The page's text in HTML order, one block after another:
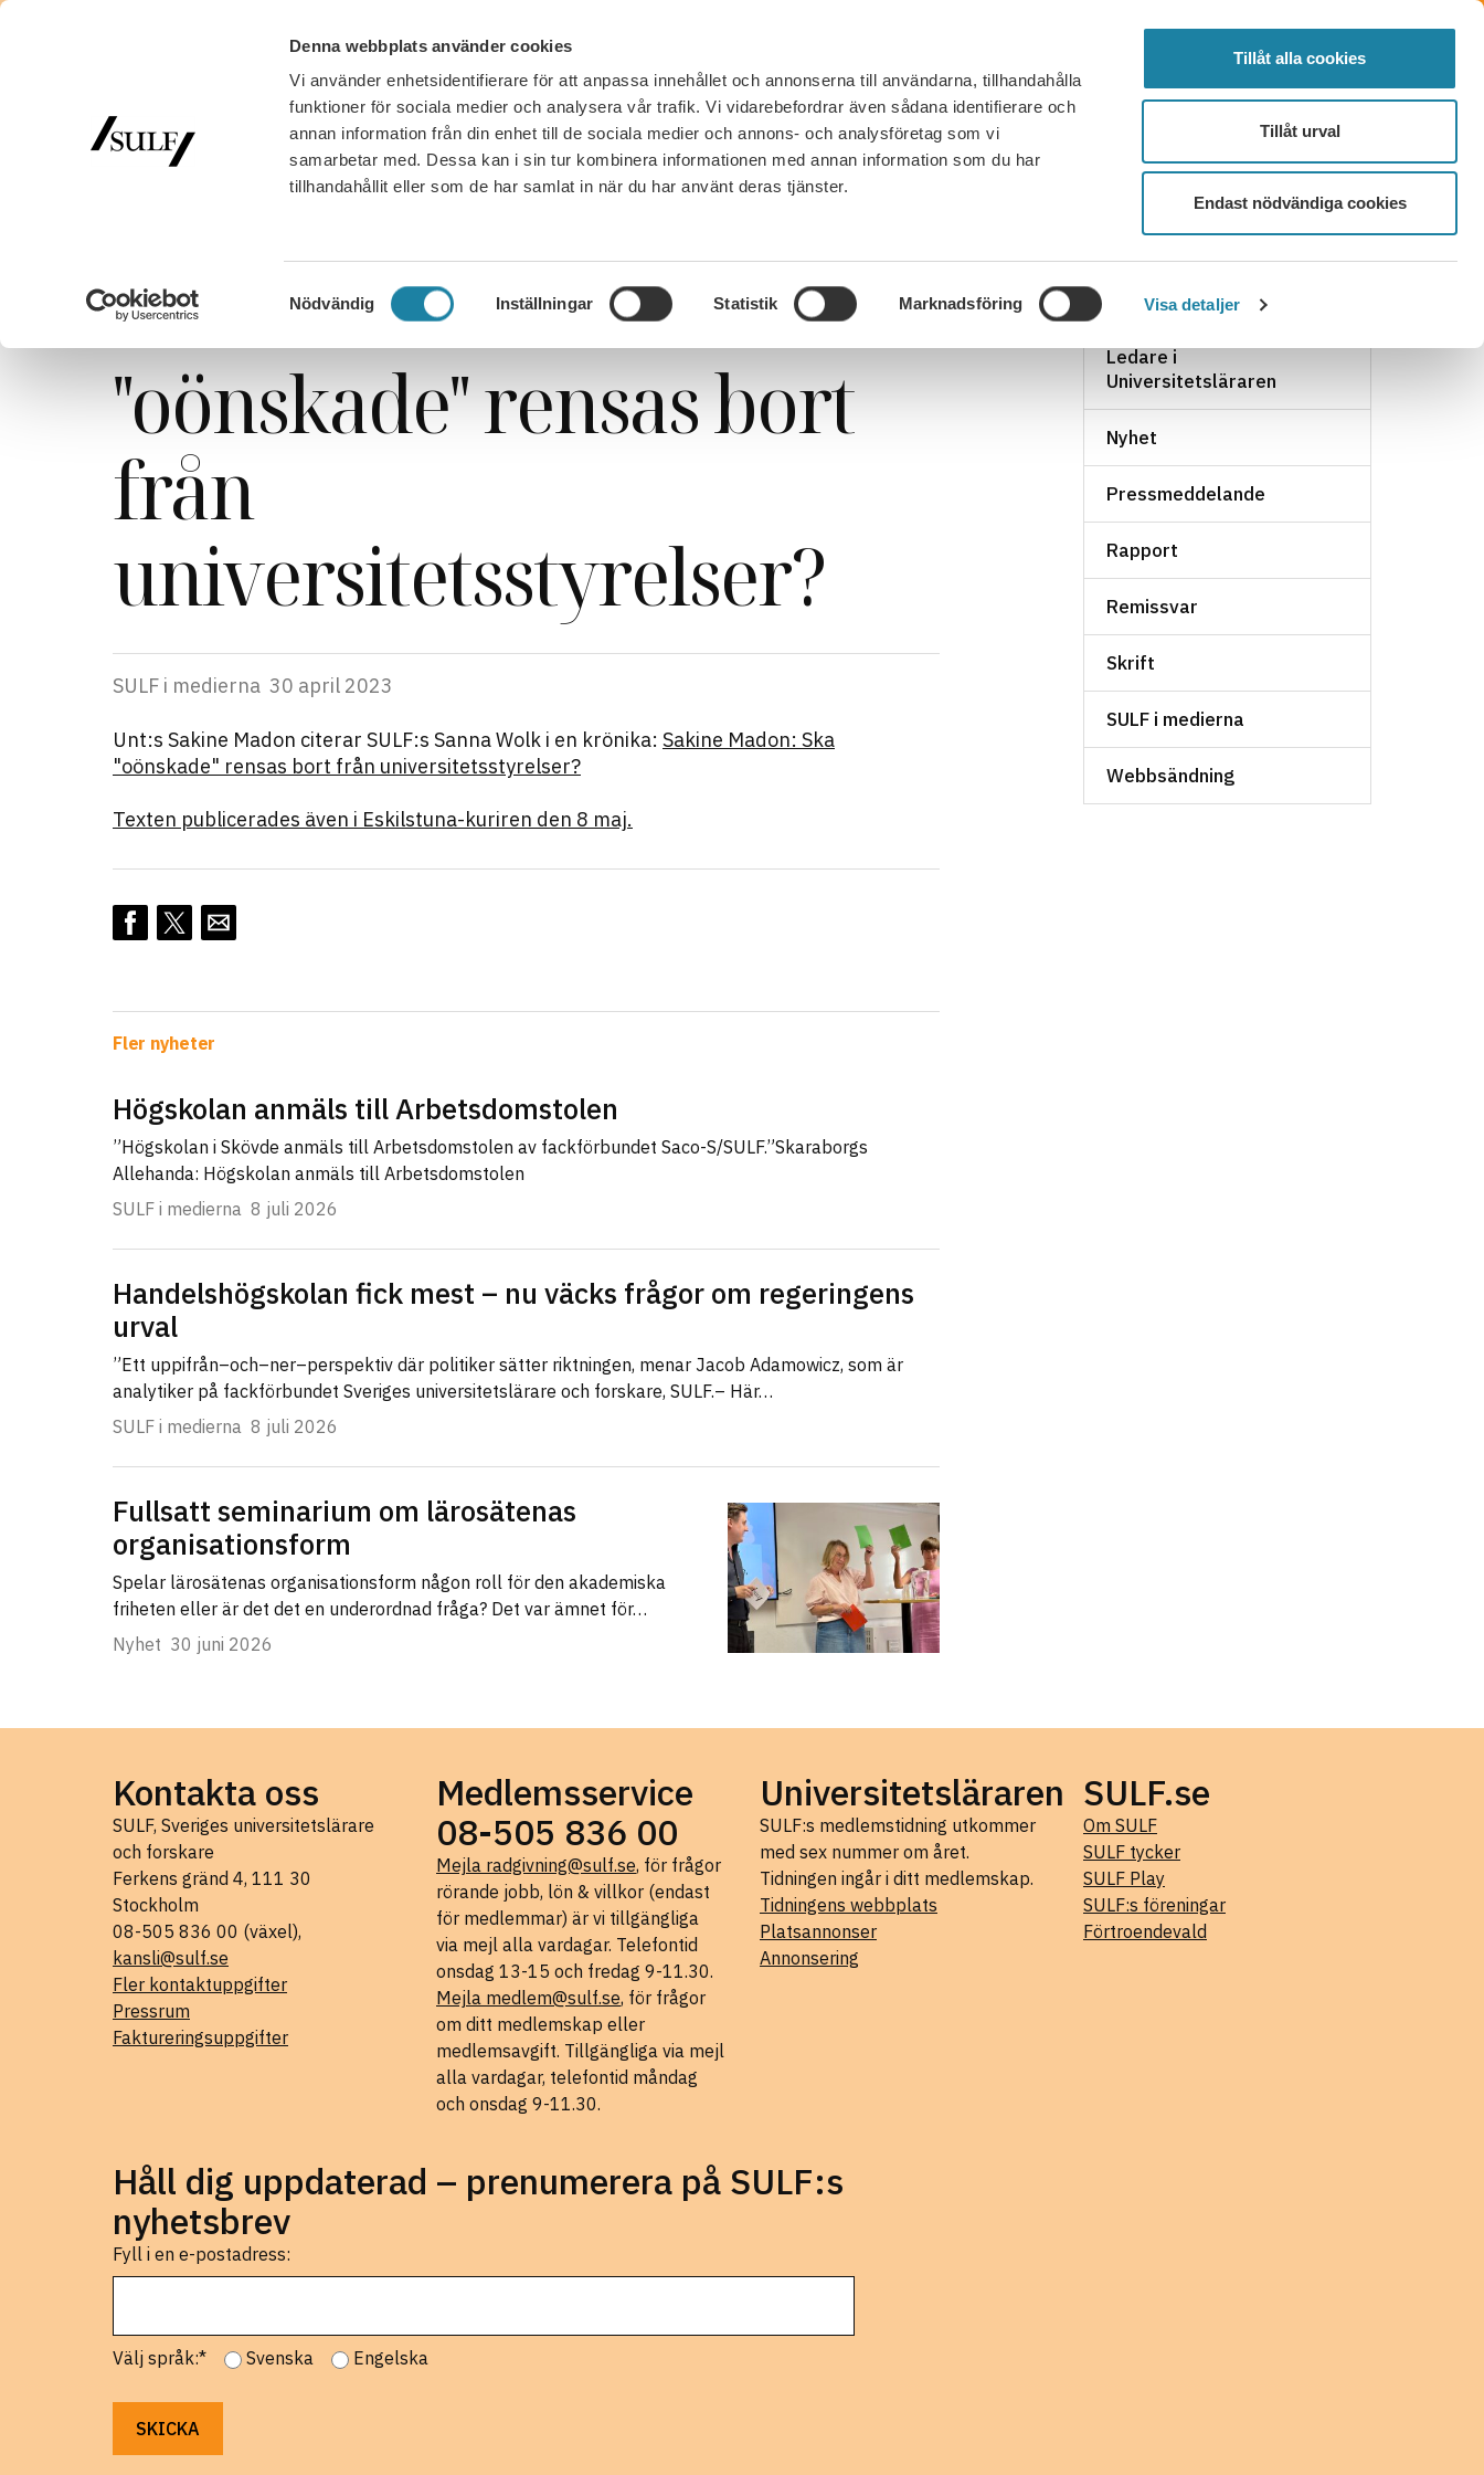
Denna webbplats använder cookies
Vi använder enhetsidentifierare för att anpassa innehållet och annonserna till användarna, tillhandahålla
funktioner för sociala medier och analysera vår trafik. Vi vidarebefordrar även sådana identifierare och
annan information från din enhet till de sociala medier och annons- och analysföretag som vi
samarbetar med. Dessa kan i sin tur kombinera informationen med annan information som du har
tillhandahållit eller som de har samlat in när du har använt deras tjänster.
Samtyckesval
Nödvändig Inställningar Statistik Marknadsföring Visa detaljer
Tillåt alla cookies
Tillåt urval
Endast nödvändiga cookies
FÖRTROENDEVALD LOGGA IN MENY
MEDLEMSKAP JOBB, LÖN OCH VILLKOR SULF TYCKER FRÅGOR OCH SVAR KONTAKT BLI MEDLEM
Sakine Madon: Ska
"oönskade" rensas bort
från
universitetsstyrelser?
SULF i medierna 30 april 2023
Unt:s Sakine Madon citerar SULF:s Sanna Wolk i en krönika: Sakine Madon: Ska
"oönskade" rensas bort från universitetsstyrelser?
Texten publicerades även i Eskilstuna-kuriren den 8 maj.
Fler nyheter
Högskolan anmäls till Arbetsdomstolen
”Högskolan i Skövde anmäls till Arbetsdomstolen av fackförbundet Saco-S/SULF.”Skaraborgs
Allehanda: Högskolan anmäls till Arbetsdomstolen
SULF i medierna 8 juli 2026
Handelshögskolan fick mest – nu väcks frågor om regeringens
urval
”Ett uppifrån–och–ner–perspektiv där politiker sätter riktningen, menar Jacob Adamowicz, som är
analytiker på fackförbundet Sveriges universitetslärare och forskare, SULF.– Här…
SULF i medierna 8 juli 2026
Fullsatt seminarium om lärosätenas
organisationsform
Spelar lärosätenas organisationsform någon roll för den akademiska
friheten eller är det det en underordnad fråga? Det var ämnet för…
Nyhet 30 juni 2026
NYHETSARKIV
Ledare i
Universitetsläraren
Nyhet
Pressmeddelande
Rapport
Remissvar
Skrift
SULF i medierna
Webbsändning
Kontakta oss
SULF, Sveriges universitetslärare
och forskare
Ferkens gränd 4, 111 30
Stockholm
08-505 836 00 (växel),
kansli@sulf.se
Fler kontaktuppgifter
Pressrum
Faktureringsuppgifter
Medlemsservice
08-505 836 00
Mejla radgivning@sulf.se, för frågor
rörande jobb, lön & villkor (endast
för medlemmar) är vi tillgängliga
via mejl alla vardagar. Telefontid
onsdag 13-15 och fredag 9-11.30.
Mejla medlem@sulf.se, för frågor
om ditt medlemskap eller
medlemsavgift. Tillgängliga via mejl
alla vardagar, telefontid måndag
och onsdag 9-11.30.
Universitetsläraren
SULF:s medlemstidning utkommer
med sex nummer om året.
Tidningen ingår i ditt medlemskap.
Tidningens webbplats
Platsannonser
Annonsering
SULF.se
Om SULF
SULF tycker
SULF Play
SULF:s föreningar
Förtroendevald
Håll dig uppdaterad – prenumerera på SULF:s
nyhetsbrev
Fyll i en e-postadress:
Välj språk:* Svenska Engelska